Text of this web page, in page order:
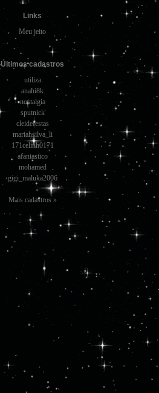
Links
Meu jeito
Últimos cadastros
utiliza
anahi8k
nostalgia
sputnick
cleidefestas
mariahsilva_li
171celinh0171
afantastico
mohamed
gigi_maluka2006
Mais cadastros »